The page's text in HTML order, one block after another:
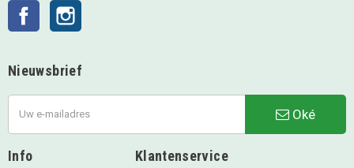
Facebook
Nieuwsbrief
Oké
Info Klantenservice